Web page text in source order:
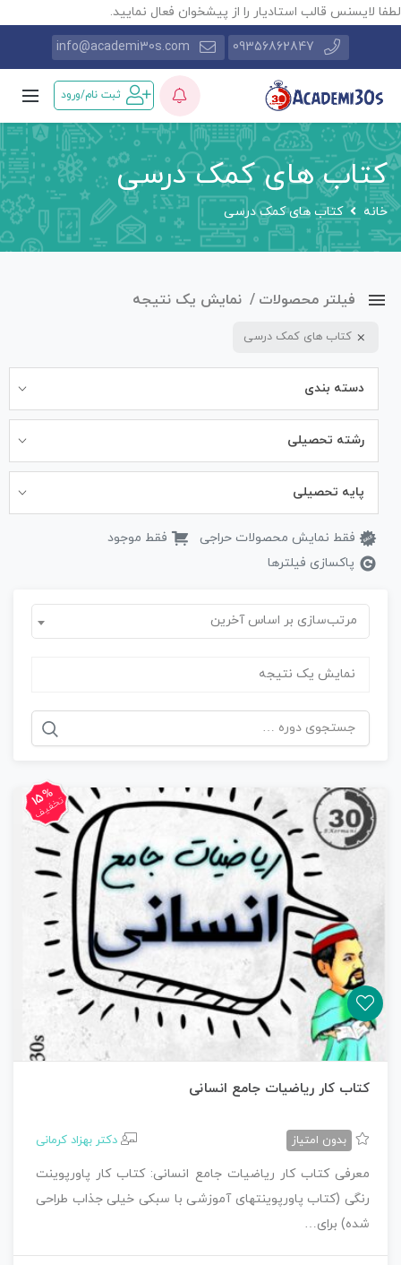
لطفا لایسنس قالب استادیار را از پیشخوان فعال نمایید.
09356862847
info@academi30s.com
ثبت نام/ورود
کتاب های کمک درسی
خانه کتاب های کمک درسی
فیلتر محصولات نمایش یک نتیجه
کتاب های کمک درسی
دسته بندی
رشته تحصیلی
پایه تحصیلی
فقط نمایش محصولات حراجی
فقط موجود
پاکسازی فیلترها
مرتب‌سازی بر اساس آخرین
نمایش یک نتیجه
جستجو
برای:
15%
تخفیف
کتاب کار ریاضیات جامع انسانی
بدون امتیاز دکتر بهزاد کرمانی
معرفی کتاب کار ریاضیات جامع انسانی: کتاب کار پاورپوینت
رنگی (کتاب پاورپوینتهای آموزشی با سبکی خیلی جذاب طراحی
شده) برای…